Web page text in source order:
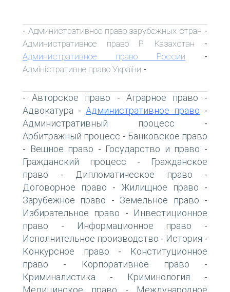
- Административное право зарубежных стран -
Административное право Р. Казахстан -
Административное право России -
Адміністративне право України -
-Авторское право - Аграрное право -
Адвокатура - Административное право -
Административный процесс -
Арбитражный процесс - Банковское право
- Вещное право - Государство и право -
Гражданский процесс -
Гражданское
право - Дипломатическое право -
Договорное право - Жилищное право -
Зарубежное право - Земельное право -
Избирательное право -
Инвестиционное
право - Информационное право -
Исполнительное производство - История -
Конкурсное право -
Конституционное
право - Корпоративное право -
Криминалистика - Криминология -
Медицинское право
Международное